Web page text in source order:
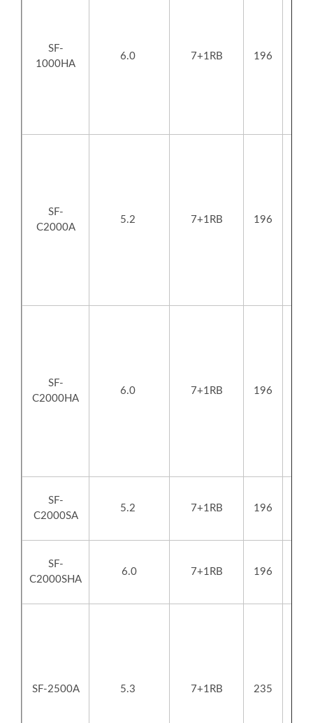
SF-
1000HA
6.0 7+1RB 196
SF-
C2000A
5.2 7+1RB 196
SF-
C2000HA
6.0 7+1RB 196
SF-
C2000SA
5.2 7+1RB 196
SF-
C2000SHA
6.0 7+1RB 196
SF-2500A 5.3 7+1RB 235